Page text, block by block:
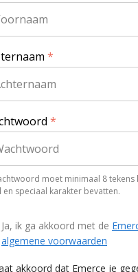
*
*
moet minimaal 8
en speciaal karakter bevatten.
Ja, ik ga akkoord met de
algemene voorwaarden
akkoord dat Emerce je